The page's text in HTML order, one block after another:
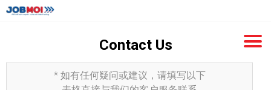
Contact Us
*如有任何疑问或建议，请填写以下